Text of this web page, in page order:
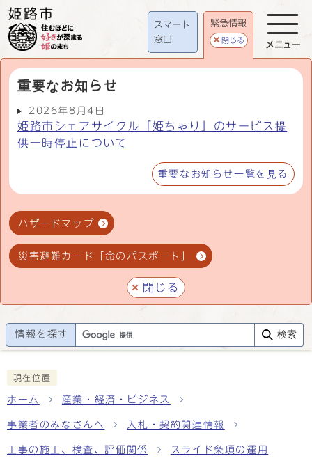
スマート
窓口
緊急情報
閉じる
重要なお知らせ
2026年8月4日
姫路市シェアサイクル「姫ちゃり」のサービス提
供一時停止について
重要なお知らせ一覧を見る
ハザードマップ
災害避難カード「命のパスポート」
閉じる
メニュー
情報を探す 検索
現在位置
ホーム 産業・経済・ビジネス
事業者のみなさんへ 入札・契約関連情報
工事の施工、検査、評価関係 スライド条項の運用